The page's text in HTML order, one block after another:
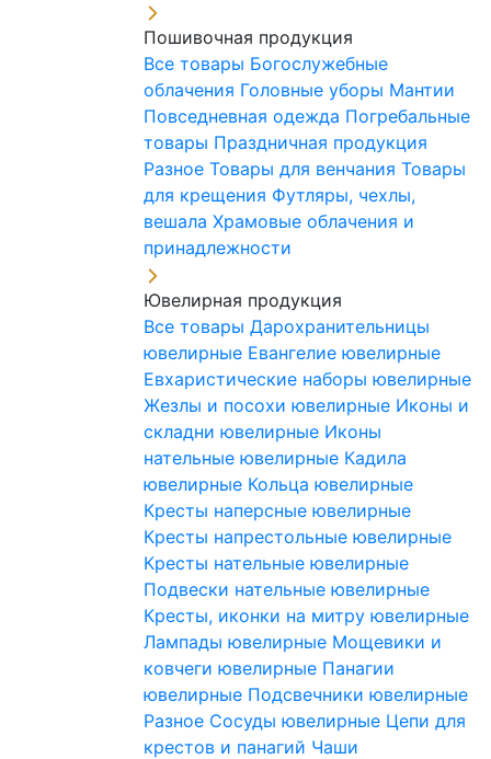
Пошивочная продукция
Все товары Богослужебные
облачения Головные уборы Мантии
Повседневная одежда Погребальные
товары Праздничная продукция
Разное Товары для венчания Товары
для крещения Футляры, чехлы,
вешала Храмовые облачения и
принадлежности
Ювелирная продукция
Все товары Дарохранительницы
ювелирные Евангелие ювелирные
Евхаристические наборы ювелирные
Жезлы и посохи ювелирные Иконы и
складни ювелирные Иконы
нательные ювелирные Кадила
ювелирные Кольца ювелирные
Кресты наперсные ювелирные
Кресты напрестольные ювелирные
Кресты нательные ювелирные
Подвески нательные ювелирные
Кресты, иконки на митру ювелирные
Лампады ювелирные Мощевики и
ковчеги ювелирные Панагии
ювелирные Подсвечники ювелирные
Разное Сосуды ювелирные Цепи для
крестов и панагий Чаши